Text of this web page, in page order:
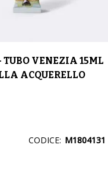
VENEZIA 15ML
ACQUERELLO
CODICE: M1804131